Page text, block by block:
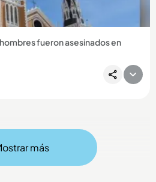
fueron asesinados en
oscilan entre los 20 a 30 años,
desconocidos que los
más